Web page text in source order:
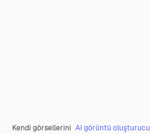
Kendi görsellerini AI görüntü oluşturucu